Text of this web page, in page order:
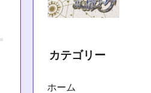
カテゴリー
ホーム